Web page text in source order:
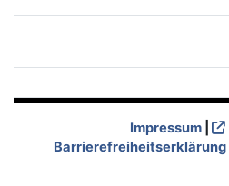
Impressum
Barrierefreiheitserklärung